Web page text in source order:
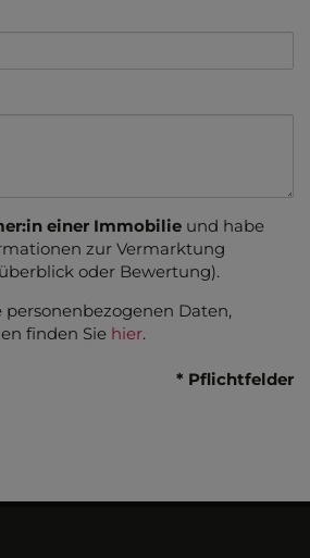
einer Immobilie und habe
zur Vermarktung
oder Bewertung).
Daten,
finden Sie hier.
* Pflichtfelder